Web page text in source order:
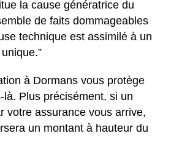
la cause génératrice du
de faits dommageables
technique est assimilé à un
à Dormans vous protège
Plus précisément, si un
votre assurance vous arrive,
un montant à hauteur du